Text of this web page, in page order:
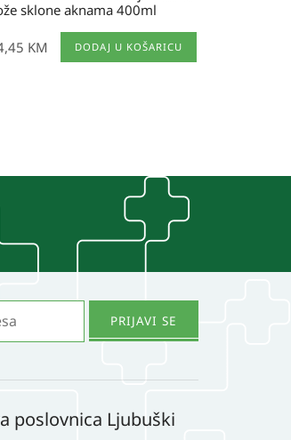
sklone aknama 400ml
KM DODAJ U KOŠARICU
poslovnica Ljubuški